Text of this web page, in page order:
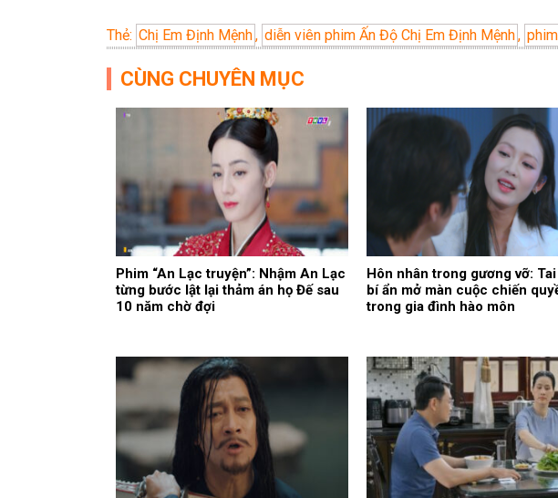
Thẻ: Chị Em Định Mệnh, diễn viên phim Ấn Độ Chị Em Định Mệnh,
CÙNG CHUYÊN MỤC
Phim “An Lạc truyện”: Nhậm An Lạc
từng bước lật lại thảm án họ Đế sau
10 năm chờ đợi
Hôn nhân trong gương vỡ:
bí ẩn mở màn cuộc chiến
trong gia đình hào môn